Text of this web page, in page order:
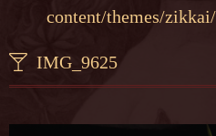
content/themes/
IMG_9625